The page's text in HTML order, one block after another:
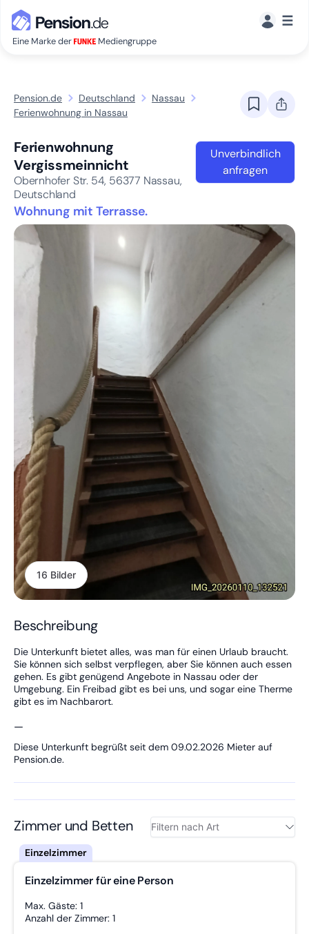
Eine Marke der Mediengruppe
☰
Pension.de Deutschland
Nassau
Ferienwohnung in Nassau
Ferienwohnung
Vergissmeinnicht
Obernhofer Str. 54, 56377 Nassau,
Deutschland
Wohnung mit Terrasse.
Unverbindlich
anfragen
16 Bilder
Beschreibung
Die Unterkunft bietet alles, was man für einen Urlaub braucht.
Sie können sich selbst verpflegen, aber Sie können auch essen
gehen. Es gibt genügend Angebote in Nassau oder der
Umgebung. Ein Freibad gibt es bei uns, und sogar eine Therme
gibt es im Nachbarort.
—
Diese Unterkunft begrüßt seit dem 09.02.2026 Mieter auf
Pension.de.
Zimmer und Betten
Einzelzimmer für eine Person
Max. Gäste: 1
Anzahl der Zimmer: 1